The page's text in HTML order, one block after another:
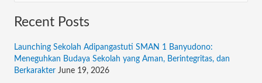
a
c
h
Recent Posts
Launching Sekolah Adipangastuti SMAN 1 Banyudono:
Meneguhkan Budaya Sekolah yang Aman, Berintegritas, dan
Berkarakter June 19, 2026